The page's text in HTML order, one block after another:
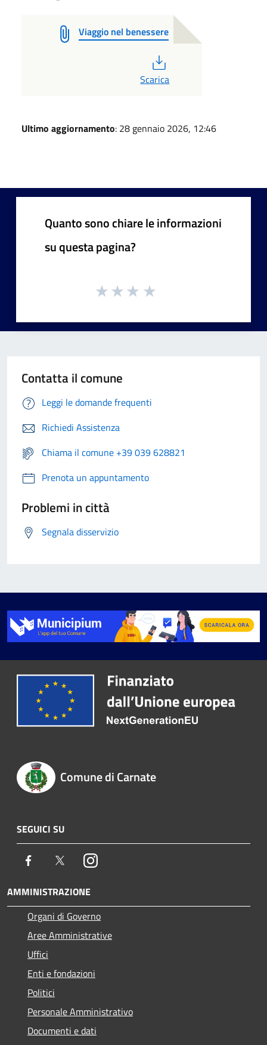
Viaggio nel benessere
Scarica
Ultimo aggiornamento: 28 gennaio 2026, 12:46
Quanto sono chiare le informazioni
su questa pagina?
Contatta il comune
Leggi le domande frequenti
Richiedi Assistenza
Chiama il comune +39 039 628821
Prenota un appuntamento
Problemi in città
Segnala disservizio
Comune di Carnate
SEGUICI SU
Facebook TwitterInstagram
AMMINISTRAZIONE
Organi di Governo
Aree Amministrative
Uffici
Enti e fondazioni
Politici
Personale Amministrativo
Documenti e dati